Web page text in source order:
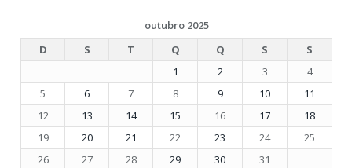
outubro 2025
D
S T Q Q S
S
1
2 3
4
5
6 7 8 9 10
11
12
13 14 15 16 17
18
19
20 21 22 23 24
25
26
27 28 29 30
31